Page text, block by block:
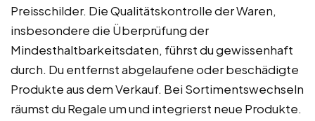
Preisschilder. Die Qualitätskontrolle der Waren,
insbesondere die Überprüfung der
Mindesthaltbarkeitsdaten, führst du gewissenhaft
durch. Du entfernst abgelaufene oder beschädigte
Produkte aus dem Verkauf. Bei Sortimentswechseln
räumst du Regale um und integrierst neue Produkte.